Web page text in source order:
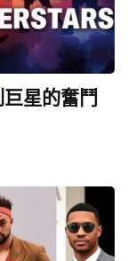
星的奮鬥